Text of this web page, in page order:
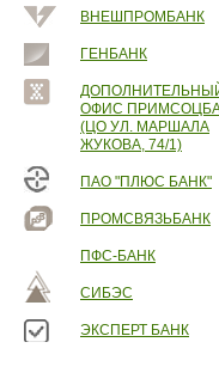
ВНЕШПРОМБАНК
ГЕНБАНК
ОФИС
(ЦО УЛ. МАРШАЛА
ЖУКОВА, 74/1)
ПАО "ПЛЮС БАНК"
ПРОМСВЯЗЬБАНК
ПФС-БАНК
СИБЭС
ЭКСПЕРТ БАНК